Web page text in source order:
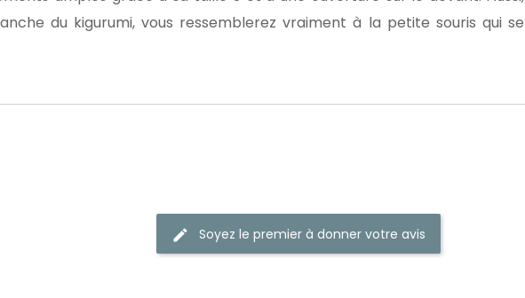
du kigurumi, vous ressemblerez vraiment à la petite souris qui se
Soyez le premier à donner votre avis